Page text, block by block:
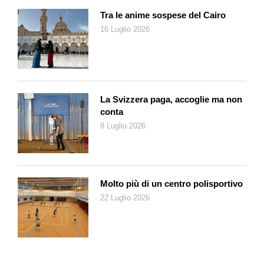
riutilizzabili).
Naturalmente tutte le cifre possono essere discusse,
interpretate, tirate da una parte o dall’altra; a volte sembra che
non ci sia nulla di più incerto di un numero… Di certo i grandi
eventi sembrano poco utili a città come Parigi, con
un’immagine internazionale prestigiosa. Inoltre, proprio perché
eccezionale, il turismo dei grandi eventi è un fattore di
disordine, perché altera tutti i normali equilibri. Se molti
residenti si godono lo spettacolo (prezzo dei biglietti
permettendo), altri si allontanano, spaventati dal caos e
dall’afflusso massiccio di turisti; è accaduto a Londra 2012,
tanto che il Governo cercò di rimediare con messaggi
pubblicitari mirati. Lo stesso vale per i visitatori: alcuni
approfittano del grande evento, ma altri anticipano o rimandano
la visita. Tutte le strutture sono in tensione, perché costrette a
fornire servizi su larga scala per un tempo limitato. Insomma il
Tra le anime sospese del Cairo
16 Luglio 2026
La Svizzera paga, accoglie ma non
conta
8 Luglio 2026
Molto più di un centro polisportivo
22 Luglio 2026